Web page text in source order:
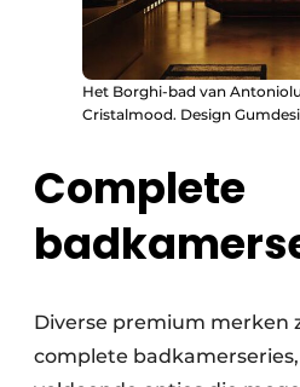
Het Borghi-bad van
Cristalmood. Design
Complete
Diverse premium merken
complete